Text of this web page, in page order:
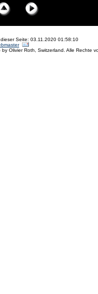
Seite: 03.11.2020 01:58:10
Olivier Roth, Switzerland. Alle Rechte